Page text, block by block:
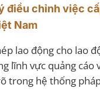
điều chỉnh việc
Nam
lao động cho lao
lĩnh vực quảng cáo
trong hệ thống